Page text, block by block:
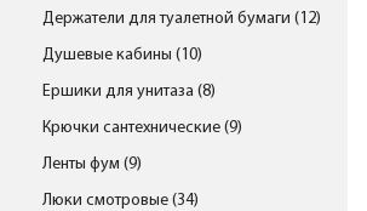
Держатели для туалетной бумаги (12)
Душевые кабины (10)
Ершики для унитаза (8)
Крючки сантехнические (9)
Ленты фум (9)
Люки смотровые (34)